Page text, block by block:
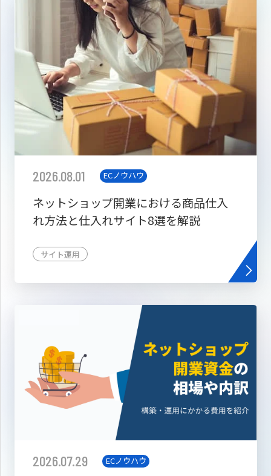
2026.08.01 ECノウハウ
ネットショップ開業における商品仕入
れ方法と仕入れサイト8選を解説
サイト運用
2026.07.29 ECノウハウ